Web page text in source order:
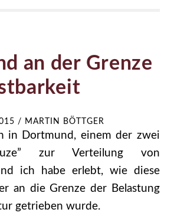
an der Grenze
/ MARTIN BÖTTGER
in Dortmund, einem der zwei
zur Verteilung von
ich habe erlebt, wie diese
an die Grenze der Belastung
getrieben wurde.